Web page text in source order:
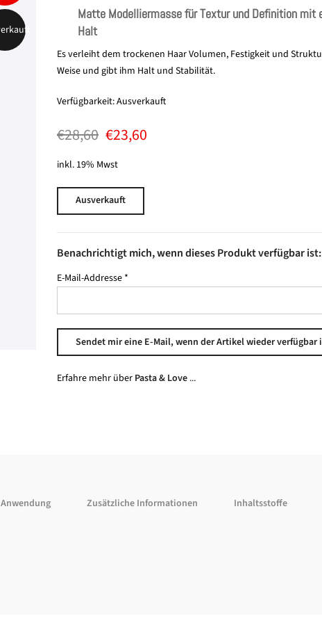
Matte Modelliermasse für Textur und Definition mit
Halt
Es verleiht dem trockenen Haar Volumen, Festigkeit und
Weise und gibt ihm Halt und Stabilität.
Verfügbarkeit:Ausverkauft
€28,60 €23,60
inkl. 19% Mwst
Ausverkauft
Benachrichtigt mich, wenn dieses Produkt verfügbar ist:
E-Mail-Addresse *
Erfahre mehr über Pasta & Love ...
Anwendung Zusätzliche Informationen Inhaltsstoffe